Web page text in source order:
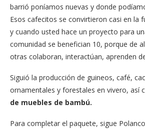
barrió poníamos nuevas y donde
Esos cafecitos se convirtieron casi en la
y cuando usted hace un proyecto para
comunidad se benefician 10, porque de
otras colaboran, interactúan, aprenden
Siguió la producción de guineos, café,
ornamentales y forestales en vivero, así
de muebles de bambú.
Para completar el paquete, sigue